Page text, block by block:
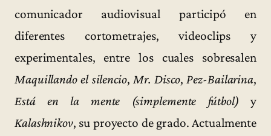
comunicador audiovisual participó en
diferentes cortometrajes, videoclips y
experimentales, entre los cuales sobresalen
Maquillando el silencio, Mr. Disco, Pez-Bailarina,
Está en la mente (simplemente fútbol) y
Kalashnikov, su proyecto de grado. Actualmente